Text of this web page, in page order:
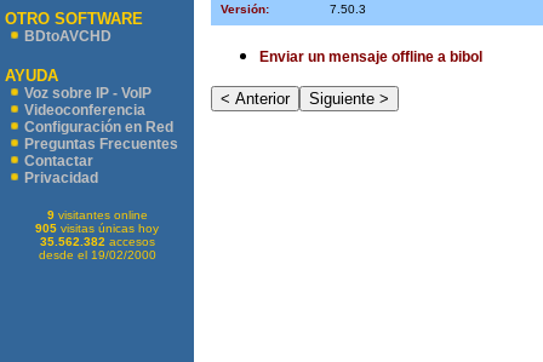
OTRO SOFTWARE
BDtoAVCHD
AYUDA
Voz sobre IP - VoIP
Videoconferencia
Configuración en Red
Preguntas Frecuentes
Contactar
Privacidad
9visitantes online
905 visitas únicas hoy
35.562.382 accesos
desde el 19/02/2000
Versión:
7.50.3
Enviar un mensaje offline a bibol